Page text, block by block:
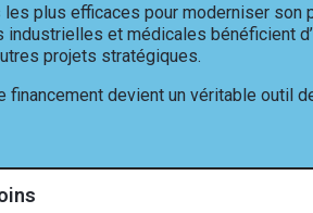
les plus efficaces pour moderniser
et médicales bénéficient
projets stratégiques.
financement devient un véritable outil